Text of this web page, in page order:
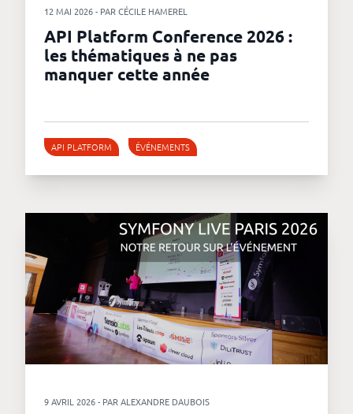
12 MAI 2026 - PAR CÉCILE HAMEREL
API Platform Conference 2026 :
les thématiques à ne pas
manquer cette année
API PLATFORM ÉVÉNEMENTS
9 AVRIL 2026 - PAR ALEXANDRE DAUBOIS